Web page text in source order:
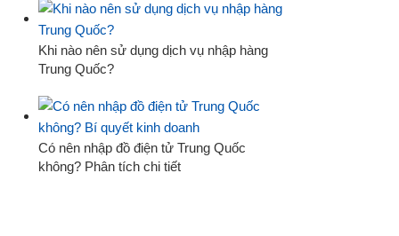
Khi nào nên sử dụng dịch vụ nhập hàng
Trung Quốc?
Có nên nhập đồ điện tử Trung Quốc
không? Phân tích chi tiết